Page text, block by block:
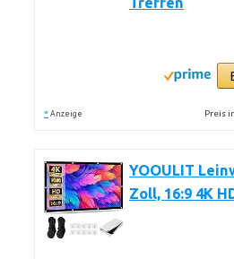
* Anzeige Preis
YOOULIT
Zoll, 16:9 4K